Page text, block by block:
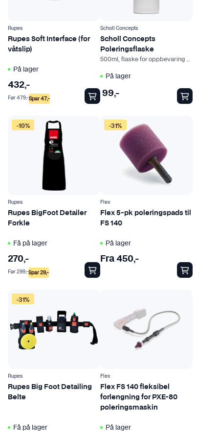
Rupes
Rupes Soft Interface (for
våtslip)
På lager
432,-
Spar47,-
Før479,-
Scholl Concepts
Scholl Concepts
Poleringsflaske
500ml, flaske for oppbevaring og påføring av polish
På lager
99,-
-10%
Rupes
Rupes BigFoot Detailer
Forkle
Få på lager
270,-
Spar29,-
Før299,-
-31%
Flex
Flex 5-pk poleringspads til
FS 140
På lager
Fra 450,-
D
o
d
u
e
t
v
a
r
a
-31%
Rupes
Rupes Big Foot Detailing
Belte
Få på lager
Flex
Flex FS 140 fleksibel
forlengning for PXE-80
poleringsmaskin
På lager
o
d
u
k
t